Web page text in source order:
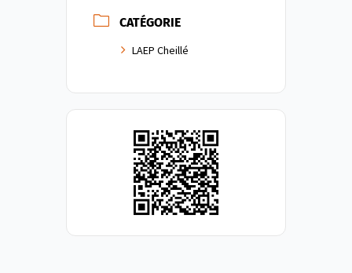
CATÉGORIE
LAEP Cheillé